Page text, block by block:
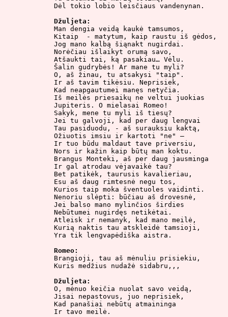
Dėl tokio lobio leisčiaus vandenynan.
Džuljeta:
Man dengia veidą kaukė tamsumos,
Kitaip  - matytum, kaip raustu iš gėdos,
Jog mano kalbą šiąnakt nugirdai.
Norėčiau išlaikyt orumą savo,
Atšaukti tai, ką pasakiau… Vėlu.
Šalin gudrybės! Ar mane tu myli?
O, aš žinau, tu atsakysi "taip".
Ir aš tavim tikėsiu. Neprisiek,
Kad neapgautumei manęs netyčia.
Iš meilės priesaikų ne veltui juokias
Jupiteris. O mielasai Romeo!
Sakyk, mene tu myli iš tiesų?
Jei tu galvoji, kad per daug lengvai
Tau pasiduodu, - aš surauksiu kaktą,
Ožiuotis imsiu ir kartoti "ne" –
Ir tuo būdu maldaut tave priversiu,
Nors ir kažin kaip būtų man koktu.
Brangus Monteki, aš per daug jausminga
Ir gal atrodau vėjavaikė tau?
Bet patikėk, taurusis kavalieriau,
Esu aš daug rimtesnė negu tos,
Kurios taip moka šventuoles vaidinti.
Nenoriu slėpti: būčiau aš drovesnė,
Jei balso mano mylinčios širdies
Nebūtumei nugirdęs netikėtai.
Atleisk ir nemanyk, kad mano meilė,
Kurią naktis tau atskleidė tamsioji,
Yra tik lengvapėdiška aistra.
Romeo:
Brangioji, tau aš mėnuliu prisiekiu,
Kuris medžius nudažė sidabru,,,
Džuljeta:
O, mėnuo keičia nuolat savo veidą,
Jisai nepastovus, juo neprisiek,
Kad panašiai nebūtų atmaininga
Ir tavo meilė.